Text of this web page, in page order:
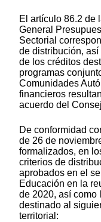
El artículo 86.2 de
General
Sectorial
de distribución,
de los créditos
programas
Comunidades
financieros
acuerdo del
De conformidad
de 26 de
formalizados, en
criterios de
aprobados en el
Educación en la
de 2020, así como
destinado al
territorial: